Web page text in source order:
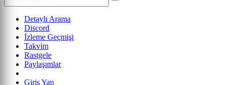
Detaylı Arama
Discord
İzleme Geçmişi
Takvim
Rastgele
Paylaşımlar
Giriş Yap